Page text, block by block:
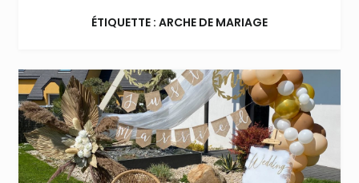
ÉTIQUETTE : ARCHE DE MARIAGE